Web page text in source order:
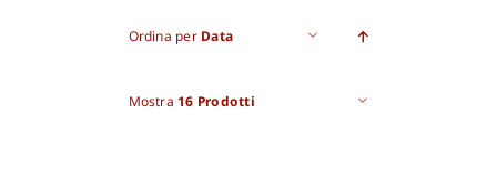
Ordina per Data
Mostra 16 Prodotti